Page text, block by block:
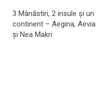
3 Mânăstiri, 2 insule și un
continent – Aegina, Aevia
și Nea Makri